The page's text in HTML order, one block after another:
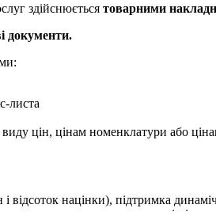
здійснюється товарними
документи.
листа
цін, цінам номенклатури або
відсоток націнки), підтримка